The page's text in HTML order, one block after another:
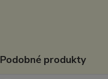
Podobné produkty